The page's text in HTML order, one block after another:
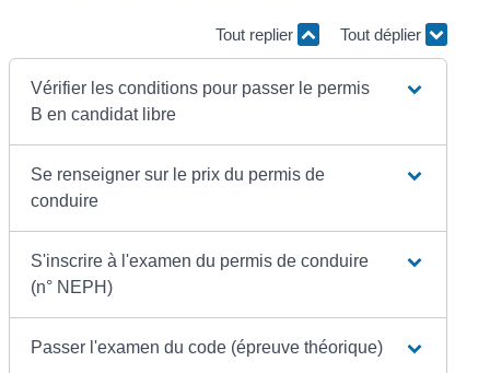
Tout replier Tout déplier
Vérifier les conditions pour passer le permis
B en candidat libre
Se renseigner sur le prix du permis de
conduire
S'inscrire à l'examen du permis de conduire
(n° NEPH)
Passer l'examen du code (épreuve théorique)